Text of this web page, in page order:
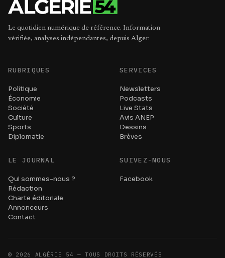
Le quotidien numérique de référence. Information
vérifiée, analyses indépendantes, depuis Alger.
RUBRIQUES
Politique
Économie
Société
Culture
Sports
Diplomatie
SERVICES
Newsletters
Podcasts
Live Stats
Avis ANEP
Dessins
Brèves
LE JOURNAL
Qui sommes-nous ?
Rédaction
Charte éditoriale
Annonceurs
Contact
SUIVEZ-NOUS
Facebook
© 2026 ALGÉRIE 54 — TOUS DROITS RÉSERVÉS